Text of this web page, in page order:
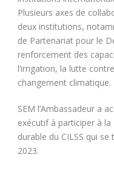
Plusieurs axes de
deux institutions,
de Partenariat pour le
renforcement des
l’irrigation, la lutte
changement climatique.
SEM l’Ambassadeur a
exécutif à participer à
durable du CILSS qui
2023.